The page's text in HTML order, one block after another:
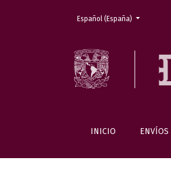
INICIO ENVÍOS
Cambiar el idioma. El actual es:
Español (España)